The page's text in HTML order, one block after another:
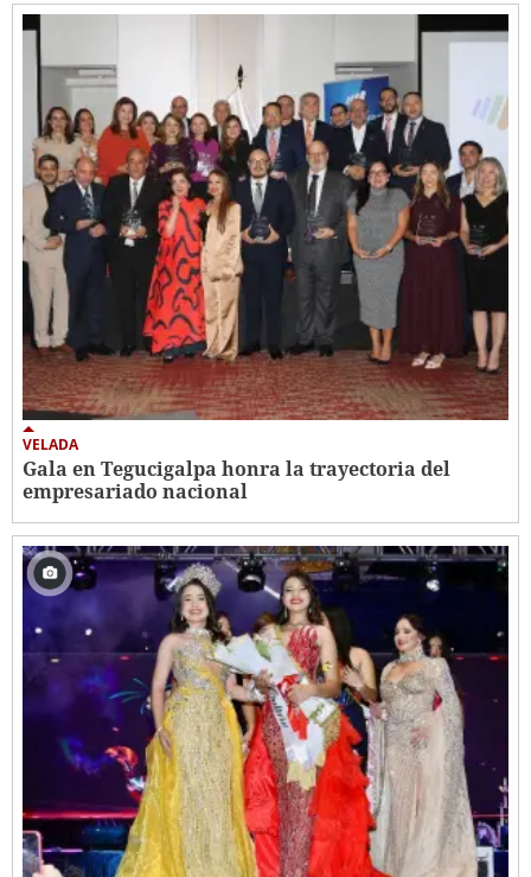
VELADA
Gala en Tegucigalpa honra la trayectoria del
empresariado nacional